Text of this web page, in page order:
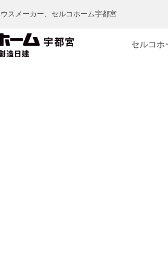
スメーカー、セルコホーム宇都宮
セルコホ